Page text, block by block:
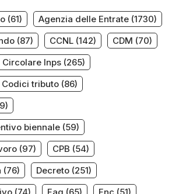
(61) Agenzia delle Entrate (1730)
(87) CCNL (142) CDM (70)
Circolare Inps (265)
Codici tributo (86)
biennale (59)
(97) CPB (54)
(76) Decreto (251)